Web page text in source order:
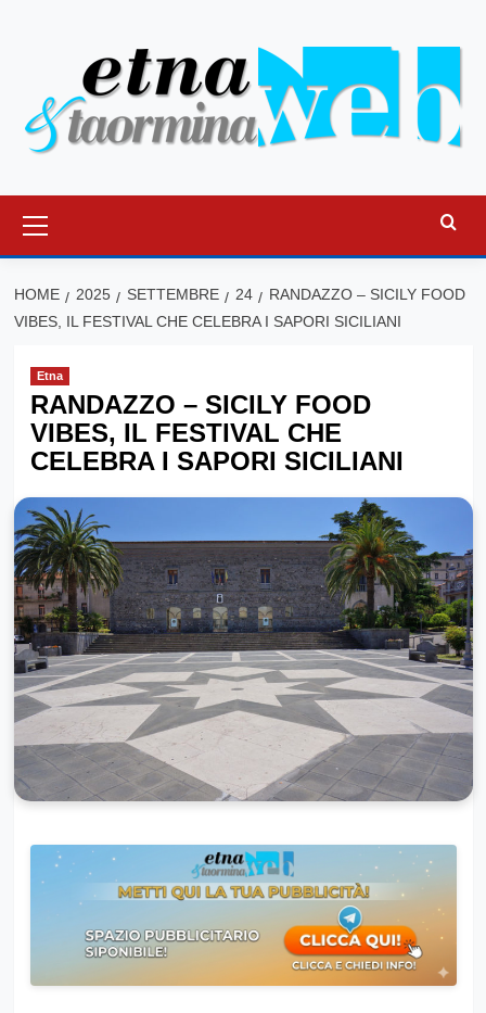
principale
HOME 2025 SETTEMBRE 24
RANDAZZO – SICILY FOOD
VIBES, IL FESTIVAL CHE CELEBRA I SAPORI SICILIANI
Etna
RANDAZZO – SICILY FOOD
VIBES, IL FESTIVAL CHE
CELEBRA I SAPORI SICILIANI